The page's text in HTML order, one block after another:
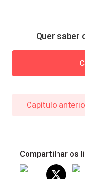
Quer saber
Capítulo
Compartilhar os